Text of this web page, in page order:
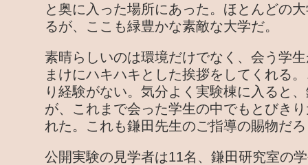
と奥に入った場所にあった。ほとんどの
るが、ここも緑豊かな素敵な大学だ。
素晴らしいのは環境だけでなく、会う学
まけにハキハキとした挨拶をしてくれる
り経験がない。気分よく実験棟に入ると
が、これまで会った学生の中でもとびき
れた。これも鎌田先生のご指導の賜物だ
公開実験の見学者は11名、鎌田研究室の